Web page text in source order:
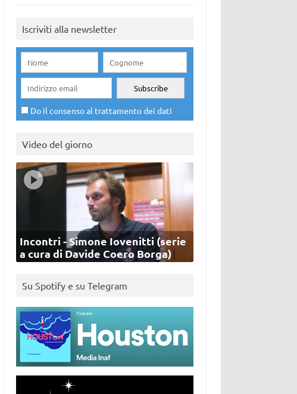
Iscriviti alla newsletter
Do il consenso al trattamento dei dati
Video del giorno
Incontri - Simone Iovenitti (serie
a cura di Davide Coero Borga)
Su Spotify e su Telegram